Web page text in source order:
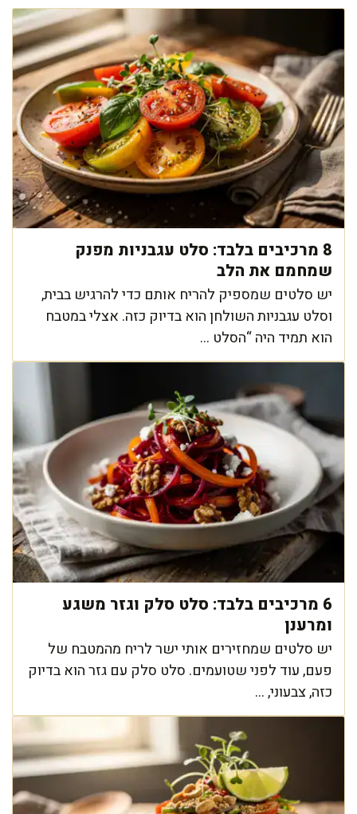
8 מרכיבים בלבד: סלט עגבניות מפנק
שמחמם את הלב
יש סלטים שמספיק להריח אותם כדי להרגיש בבית,
וסלט עגבניות השולחן הוא בדיוק כזה. אצלי במטבח
הוא תמיד היה “הסלט ...
6 מרכיבים בלבד: סלט סלק וגזר משגע
ומרענן
יש סלטים שמחזירים אותי ישר לריח מהמטבח של
פעם, עוד לפני שטועמים. סלט סלק עם גזר הוא בדיוק
כזה, צבעוני, ...